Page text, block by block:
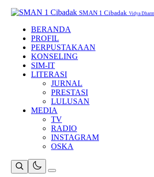
SMAN 1 Cibadak Vidya
BERANDA
PROFIL
PERPUSTAKAAN
KONSELING
SIM-IT
LITERASI
JURNAL
PRESTASI
LULUSAN
MEDIA
TV
RADIO
INSTAGRAM
OSKA